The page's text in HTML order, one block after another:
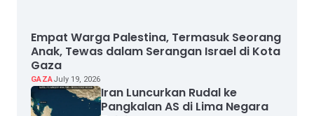
Empat Warga Palestina, Termasuk Seorang
Anak, Tewas dalam Serangan Israel di Kota
Gaza
GAZAJuly 19, 2026
Iran Luncurkan Rudal ke
Pangkalan AS di Lima Negara